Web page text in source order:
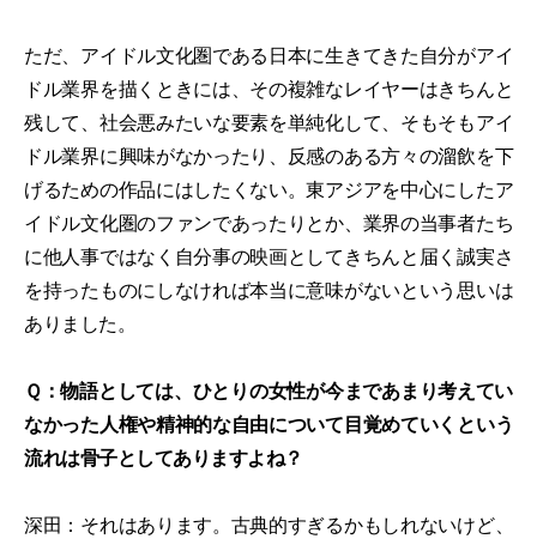
ただ、アイドル文化圏である日本に生きてきた自分がアイ
ドル業界を描くときには、その複雑なレイヤーはきちんと
残して、社会悪みたいな要素を単純化して、そもそもアイ
ドル業界に興味がなかったり、反感のある方々の溜飲を下
げるための作品にはしたくない。東アジアを中心にしたア
イドル文化圏のファンであったりとか、業界の当事者たち
に他人事ではなく自分事の映画としてきちんと届く誠実さ
を持ったものにしなければ本当に意味がないという思いは
ありました。
Ｑ：物語としては、ひとりの女性が今まであまり考えてい
なかった人権や精神的な自由について目覚めていくという
流れは骨子としてありますよね？
深田：それはあります。古典的すぎるかもしれないけど、